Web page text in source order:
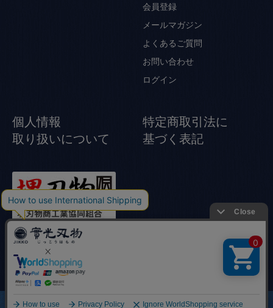
会員登録
メールマガジン
よくあるご質問
お問い合わせ
ログイン
個人情報
取り扱いについて
特定商取引法に
基づく表記
© Jikko Japanese knife All rights reserved.